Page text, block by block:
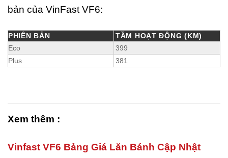
bản của VinFast VF6:
PHIÊN BẢN
TẦM HOẠT ĐỘNG (KM)
Eco
399
Plus
381
Xem thêm :
Vinfast VF6 Bảng Giá Lăn Bánh Cập Nhật